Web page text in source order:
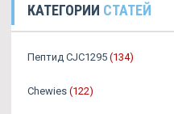
КАТЕГОРИИ СТАТЕЙ
Пептид CJC1295 (134)
Chewies (122)